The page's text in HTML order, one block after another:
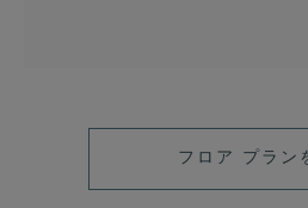
フロア プラン